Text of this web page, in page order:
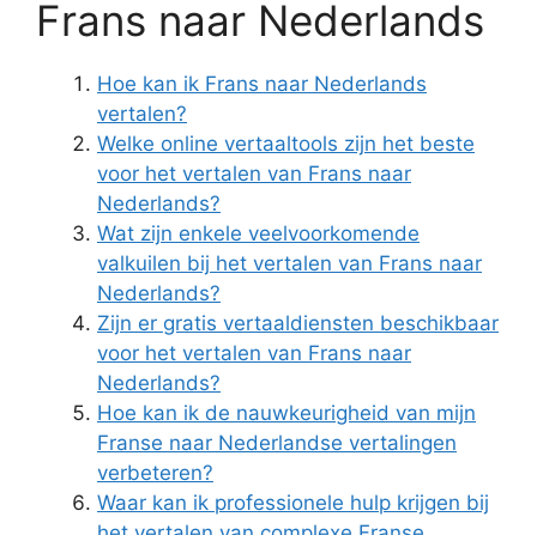
Frans naar Nederlands
Hoe kan ik Frans naar Nederlands
vertalen?
Welke online vertaaltools zijn het beste
voor het vertalen van Frans naar
Nederlands?
Wat zijn enkele veelvoorkomende
valkuilen bij het vertalen van Frans naar
Nederlands?
Zijn er gratis vertaaldiensten beschikbaar
voor het vertalen van Frans naar
Nederlands?
Hoe kan ik de nauwkeurigheid van mijn
Franse naar Nederlandse vertalingen
verbeteren?
Waar kan ik professionele hulp krijgen bij